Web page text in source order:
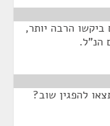
ביקשו הרבה יותר,
הנ"ל.
להפגין שוב?